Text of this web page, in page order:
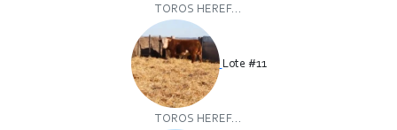
TOROS HEREF...
Lote #11
TOROS HEREF...